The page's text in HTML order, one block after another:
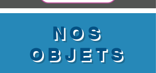
NOS
OBJETS